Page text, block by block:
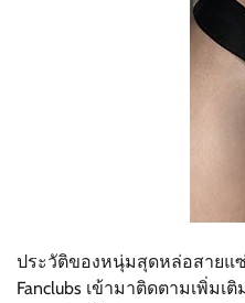
ประวัติของหนุ่มสุดหล่อสายแ
Fanclubs เข้ามาติดตามเพิ่ม